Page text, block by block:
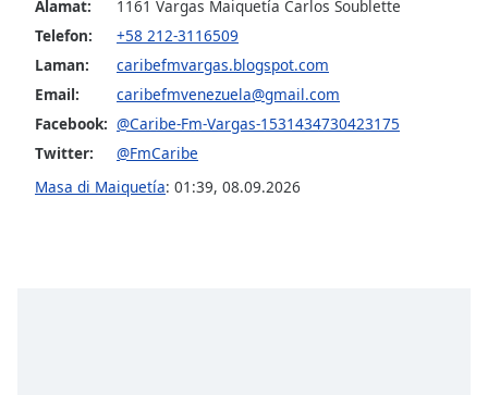
Opacity
Area
Background
Color
Alamat:
1161 Vargas Maiquetía Carlos Soublette
Telefon:
+58 212-3116509
Laman:
caribefmvargas.blogspot.com
Email:
caribefmvenezuela@gmail.com
Facebook: @Caribe-Fm-Vargas-1531434730423175
Twitter:
@FmCaribe
Masa di Maiquetía: 01:39, 08.09.2026